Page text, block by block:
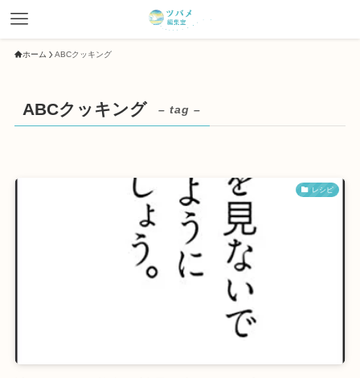
ホーム ABCクッキング
ABCクッキング – tag –
レシピ